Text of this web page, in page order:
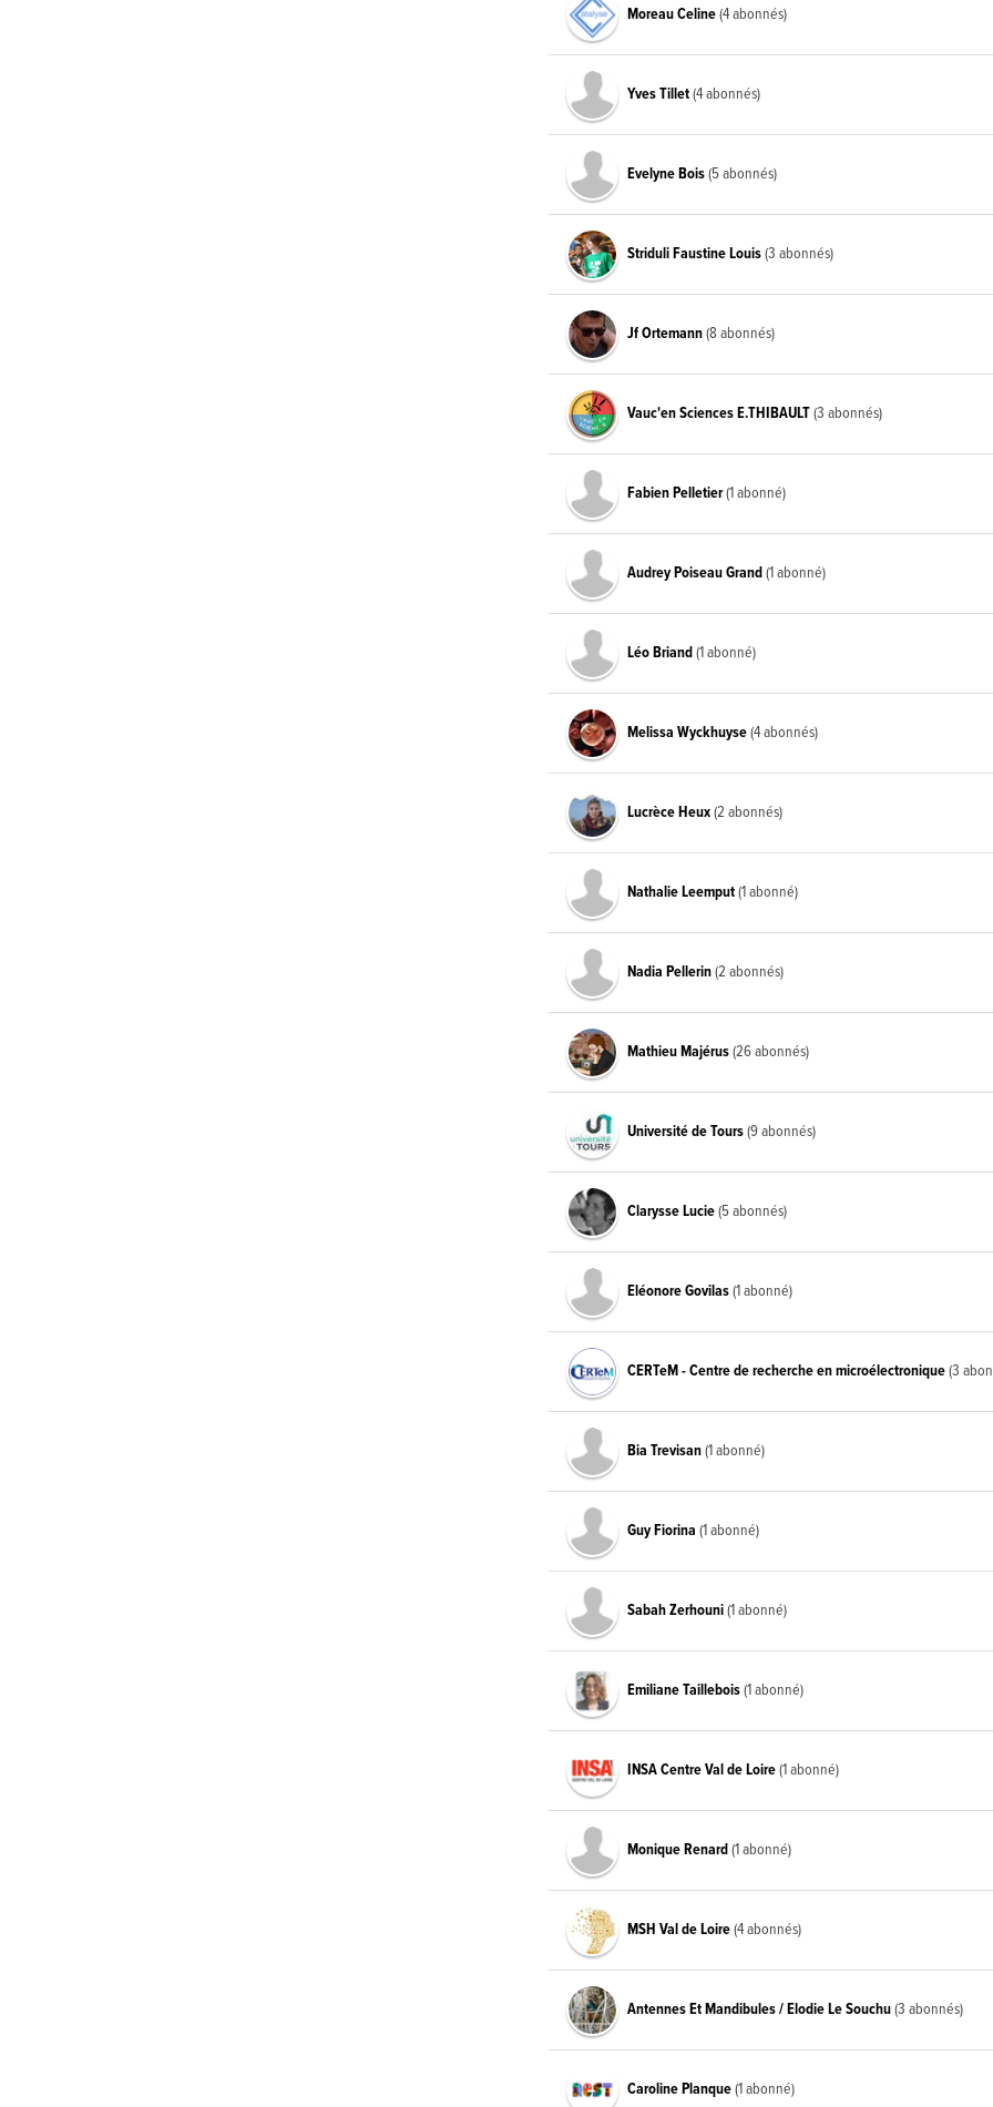
Moreau Celine(4 abonnés)
Yves Tillet(4 abonnés)
Evelyne Bois(5 abonnés)
Striduli Faustine Louis(3 abonnés)
Jf Ortemann(8 abonnés)
Vauc'en Sciences E.THIBAULT(3 abonnés)
Fabien Pelletier(1 abonné)
Audrey Poiseau Grand(1 abonné)
Léo Briand(1 abonné)
Melissa Wyckhuyse(4 abonnés)
Lucrèce Heux(2 abonnés)
Nathalie Leemput(1 abonné)
Nadia Pellerin(2 abonnés)
Mathieu Majérus(26 abonnés)
Université de Tours(9 abonnés)
Clarysse Lucie(5 abonnés)
Eléonore Govilas(1 abonné)
CERTeM - Centre de recherche en microélectronique(3
Bia Trevisan(1 abonné)
Guy Fiorina(1 abonné)
Sabah Zerhouni(1 abonné)
Emiliane Taillebois(1 abonné)
INSA Centre Val de Loire(1 abonné)
Monique Renard(1 abonné)
MSH Val de Loire(4 abonnés)
Antennes Et Mandibules / Elodie Le Souchu(3 abonnés)
Caroline Planque(1 abonné)